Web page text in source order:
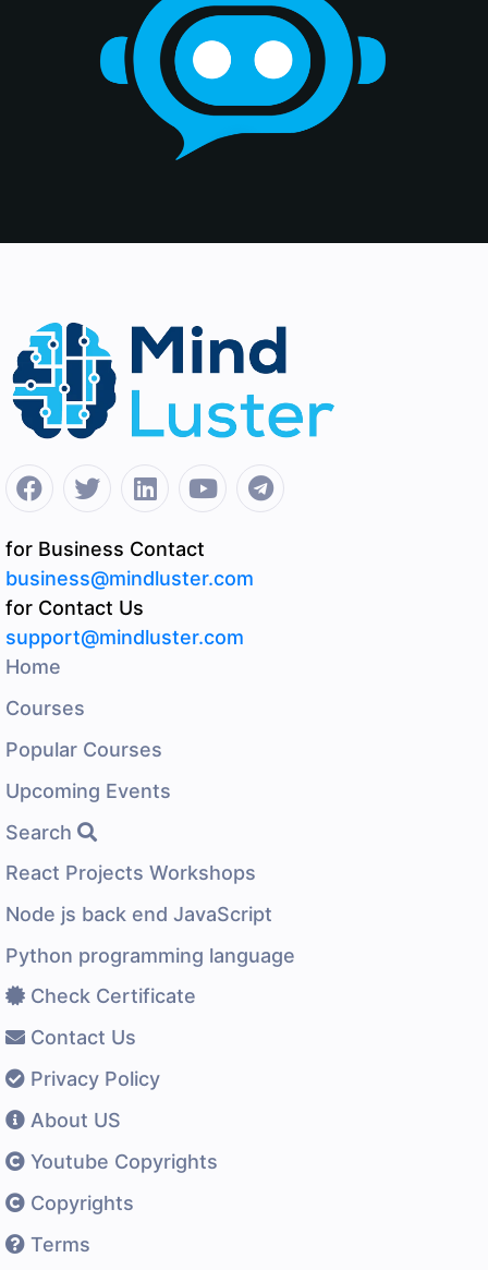
for Business Contact
business@mindluster.com
for Contact Us
support@mindluster.com
Home
Courses
Popular Courses
Upcoming Events
Search
React Projects Workshops
Node js back end JavaScript
Python programming language
Check Certificate
Contact Us
Privacy Policy
About US
Youtube Copyrights
Copyrights
Terms